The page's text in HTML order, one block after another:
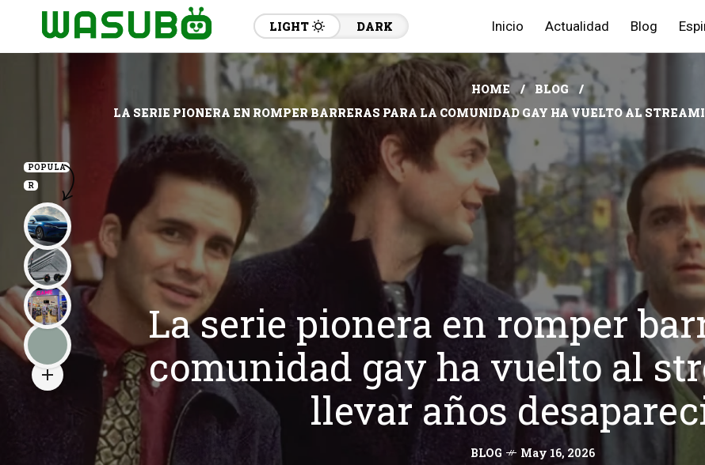
LIGHT DARK Inicio Actualidad Blog
HOME
BLOG
LA SERIE PIONERA EN ROMPER BARRERAS PARA LA COMUNIDAD GAY HA VUELTO AL
La serie pionera en romper
comunidad gay ha vuelto al
llevar años
BLOG May 16, 2026
POPULA
R